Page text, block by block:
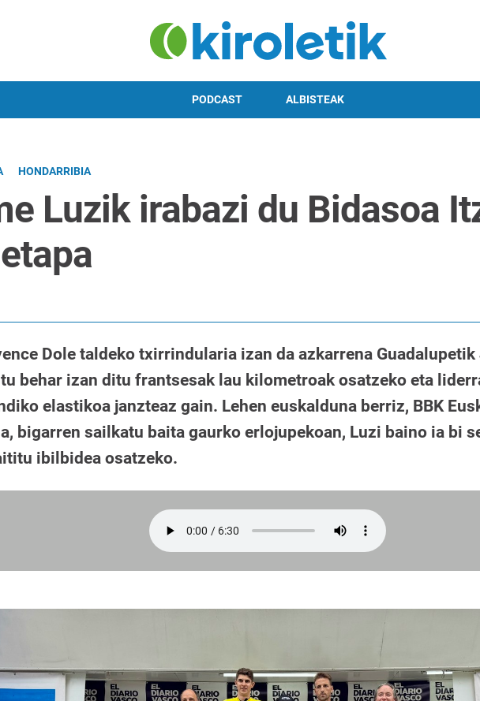
PODCAST ALBISTEAK
HONDARRIBIA
Luzik irabazi du Bidasoa
Dole taldeko txirrindularia izan da azkarrena
behar izan ditu frantsesak lau kilometroak osatzeko eta
elastikoa janzteaz gain. Lehen euskalduna berriz, BBK
bigarren sailkatu baita gaurko erlojupekoan, Luzi baino ia bi
ibilbidea osatzeko.